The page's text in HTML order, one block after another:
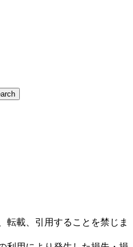
転載、引用することを禁じま